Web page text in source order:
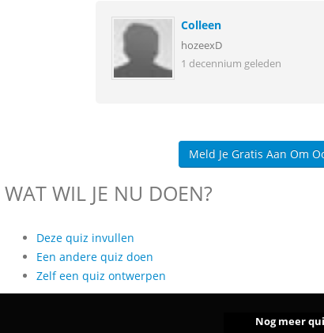
Colleen
hozeexD
1 decennium geleden
Meld Je Gratis Aan Om
WAT WIL JE NU DOEN?
Deze quiz invullen
Een andere quiz doen
Zelf een quiz ontwerpen
Nog meer